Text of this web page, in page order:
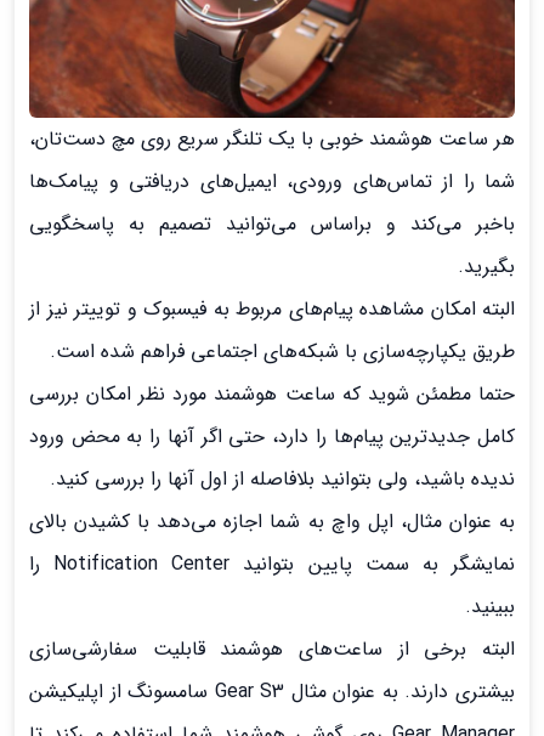
هر ساعت هوشمند خوبی با یک تلنگر سریع روی مچ دست‌تان،
شما را از تماس‌های ورودی، ایمیل‌های دریافتی و پیامک‌ها
باخبر می‌کند و براساس می‌توانید تصمیم به پاسخگویی
بگیرید.
البته امکان مشاهده‌ پیام‌های مربوط به فیسبوک و توییتر نیز از
طریق یکپارچه‌سازی با شبکه‌های اجتماعی فراهم شده است.
حتما مطمئن شوید که ساعت هوشمند مورد نظر امکان بررسی
کامل جدیدترین پیام‌ها را دارد، حتی اگر آنها را به محض ورود
ندیده باشید، ولی بتوانید بلافاصله از اول آنها را بررسی کنید.
به عنوان مثال، اپل واچ به شما اجازه می‌دهد با کشیدن بالای
نمایشگر به سمت پایین بتوانید Notification Center را
ببینید.
البته برخی از ساعت‌های هوشمند قابلیت سفارشی‌سازی
بیشتری دارند. به عنوان مثال Gear S3 سامسونگ از اپلیکیشن